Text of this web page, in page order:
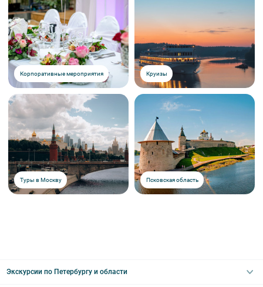
Корпоративные мероприятия Круизы
Туры в Москву Псковская область
Экскурсии по Петербургу и области